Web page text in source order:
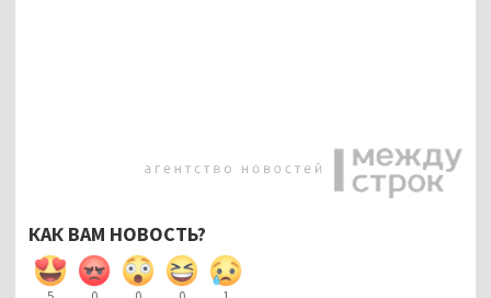
КАК ВАМ НОВОСТЬ?